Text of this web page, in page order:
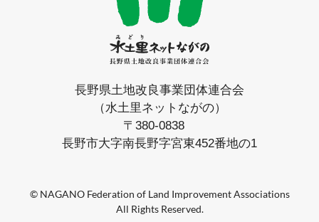
長野県土地改良事業団体連合会
（水土里ネットながの）
〒380-0838
長野市大字南長野字宮東452番地の1
© NAGANO Federation of Land Improvement Associations
All Rights Reserved.